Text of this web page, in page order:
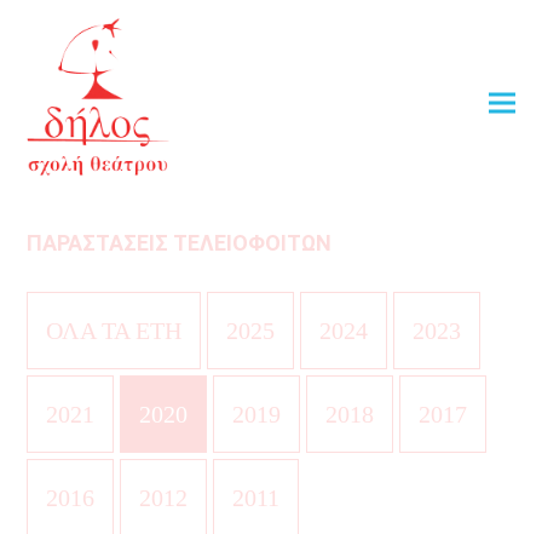
ΠΑΡΑΣΤΑΣΕΙΣ ΤΕΛΕΙΟΦΟΙΤΩΝ
ΟΛΑ ΤΑ ΕΤΗ 2025 2024 2023
2021 2020 2019 2018 2017
2016 2012 2011